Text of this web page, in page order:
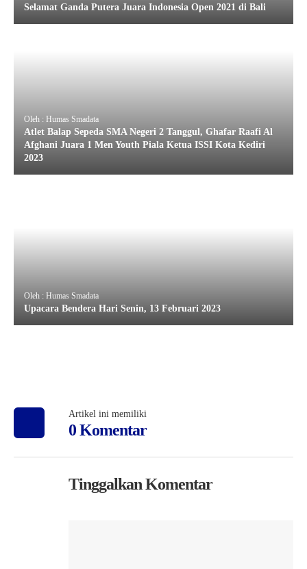
Selamat Ganda Putera Juara Indonesia Open 2021 di Bali
Oleh : Humas Smadata
Atlet Balap Sepeda SMA Negeri 2 Tanggul, Ghafar Raafi Al
Afghani Juara 1 Men Youth Piala Ketua ISSI Kota Kediri
2023
Oleh : Humas Smadata
Upacara Bendera Hari Senin, 13 Februari 2023
Artikel ini memiliki
0 Komentar
Tinggalkan Komentar